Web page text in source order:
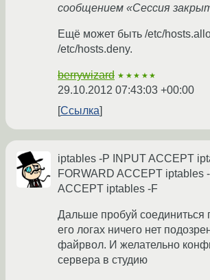
сообщением «Сессия
Ещё может быть /etc/
/etc/hosts.deny.
berrywizard ★★★★★
29.10.2012 07:43:03 +00:00
Ссылка
iptables -P INPUT ACCEPT
FORWARD ACCEPT iptables
ACCEPT iptables -F
Дальше пробуй соединиться
его логах ничего нет
файрвол. И желательно
сервера в студию